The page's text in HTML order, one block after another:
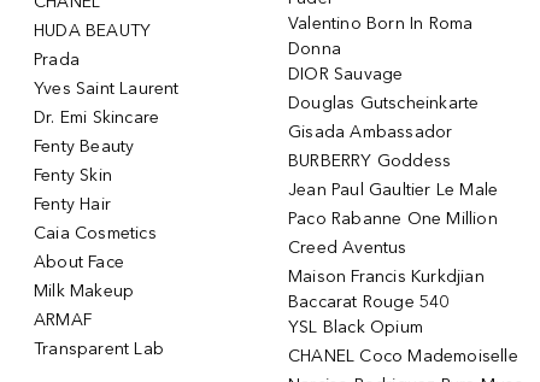
HUDA BEAUTY
Prada
Yves Saint Laurent
Dr. Emi Skincare
Fenty Beauty
Fenty Skin
Fenty Hair
Caia Cosmetics
About Face
Milk Makeup
ARMAF
Transparent Lab
Valentino Born In Roma
Donna
DIOR Sauvage
Douglas Gutscheinkarte
Gisada Ambassador
BURBERRY Goddess
Jean Paul Gaultier Le Male
Paco Rabanne One Million
Creed Aventus
Maison Francis Kurkdjian
Baccarat Rouge 540
YSL Black Opium
CHANEL Coco Mademoiselle